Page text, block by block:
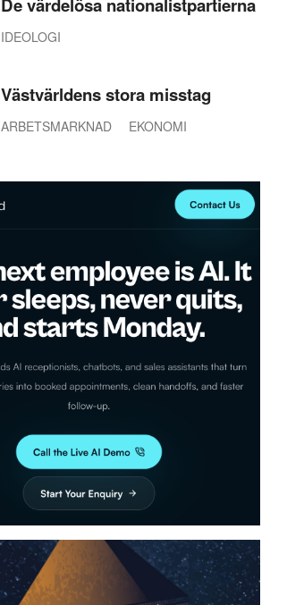
De värdelösa nationalistpartierna
IDEOLOGI
Västvärldens stora misstag
ARBETSMARKNAD EKONOMI